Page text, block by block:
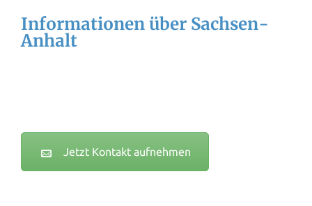
Informationen über Sachsen-
Anhalt
Jetzt Kontakt aufnehmen